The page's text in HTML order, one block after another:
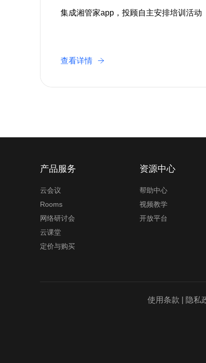
集成湘管家app，投顾自主安排培训活动
查看详情
产品服务
云会议
Rooms
网络研讨会
云课堂
定价与购买
资源中心
帮助中心
视频教学
开放平台
使用条款 隐私